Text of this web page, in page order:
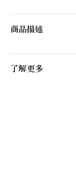
商品描述
了解更多